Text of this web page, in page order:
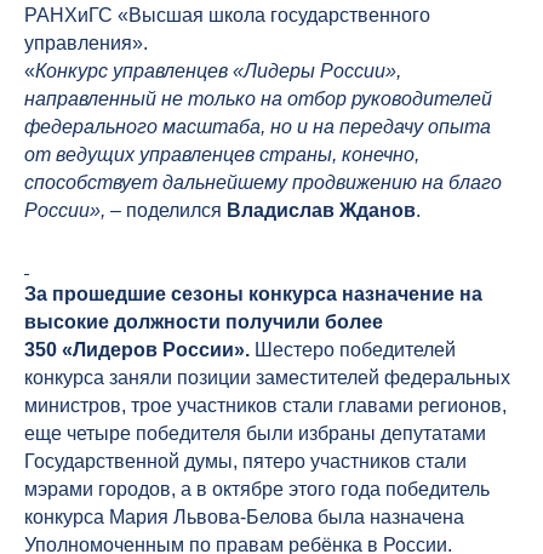
РАНХиГС «Высшая школа государственного
управления».
«Конкурс управленцев «Лидеры России»,
направленный не только на отбор руководителей
федерального масштаба, но и на передачу опыта
от ведущих управленцев страны, конечно,
способствует дальнейшему продвижению на благо
России», – поделился Владислав Жданов.
За прошедшие сезоны конкурса назначение на
высокие должности получили более
350 «Лидеров России». Шестеро победителей
конкурса заняли позиции заместителей федеральных
министров, трое участников стали главами регионов,
еще четыре победителя были избраны депутатами
Государственной думы, пятеро участников стали
мэрами городов, а в октябре этого года победитель
конкурса Мария Львова-Белова была назначена
Уполномоченным по правам ребёнка в России.